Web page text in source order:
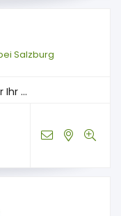
Salzburg
...